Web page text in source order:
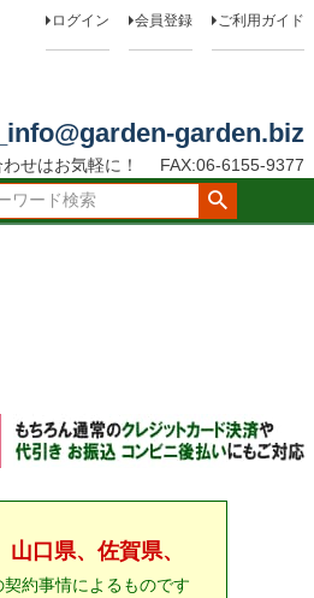
ログイン 会員登録 ご利用ガイド
garden.biz
せはお気軽に！
FAX:06-6155-9377
口県、佐賀県、
契約事情によるものです